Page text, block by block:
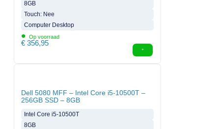
8GB
Touch: Nee
Computer Desktop
• Op voorraad
€ 356,95
Dell 5080 MFF – Intel Core i5-10500T –
256GB SSD – 8GB
Intel Core i5-10500T
8GB